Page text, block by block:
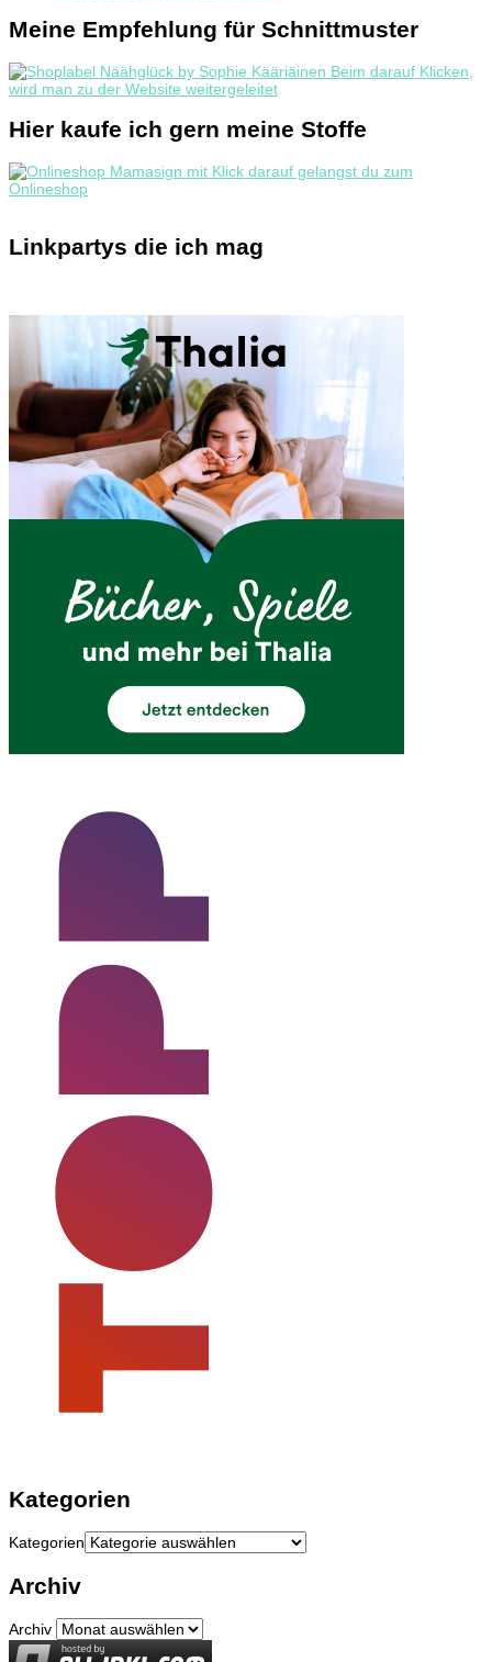
Meine Empfehlung für Schnittmuster
Hier kaufe ich gern meine Stoffe
Linkpartys die ich mag
Kategorien
Kategorien
Archiv
Archiv